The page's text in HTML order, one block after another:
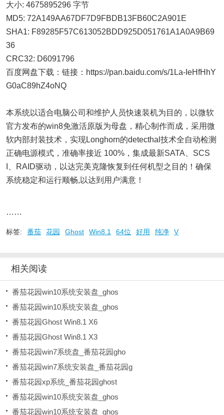
大小: 4675895296 字节
MD5: 72A149AA67DF7D9FBDB13FB60C2A901E
SHA1: F89285F57C613052BDD925D051761A1A0A9B69
36
CRC32: D6091796
百度网盘下载：链接：https://pan.baidu.com/s/1La-IeHfHhY
G0aC89hZ4oNQ
本系统以适合电脑公司和维护人员快速装机为目的，以微软
官方发布的win8免激活原版为母盘，精心制作而成，采用微
软内部封装技术，实现Longhorn的detecthal技术全自动检测
正确电源模式，准确率接近 100%，集成最新SATA、SCS
I、RAID驱动，以达完美克隆恢复到任何机型之目的！确保
系统稳定和运行顺畅,以达到用户满意！
……
标签: 番茄 花园 Ghost Win8.1 64位 好用 纯净 V
相关阅读
番茄花园win10系统安装盘_ghos
番茄花园win10系统安装盘_ghos
番茄花园Ghost Win8.1 X6
番茄花园Ghost Win8.1 X3
番茄花园win7系统盘_番茄花园gho
番茄花园win7系统安装盘_番茄花园g
番茄花园xp系统_番茄花园ghost
番茄花园win10系统安装盘_ghos
番茄花园win10系统安装盘_ghos